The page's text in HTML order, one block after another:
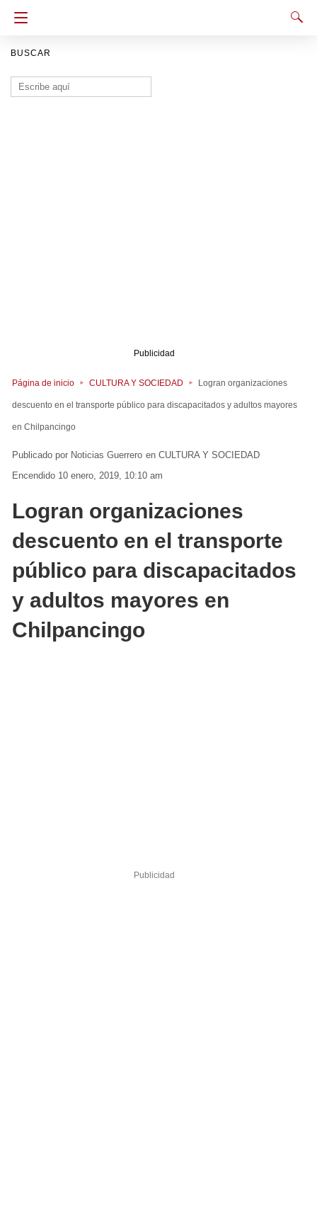
BUSCAR
Buscar:
Publicidad
Página de inicio CULTURA Y SOCIEDAD Logran organizaciones
descuento en el transporte público para discapacitados y adultos mayores
en Chilpancingo
Noticias Guerrero en CULTURA Y SOCIEDAD
Encendido 10 enero, 2019, 10:10 am
Logran organizaciones
descuento en el transporte
público para discapacitados
y adultos mayores en
Chilpancingo
Publicidad